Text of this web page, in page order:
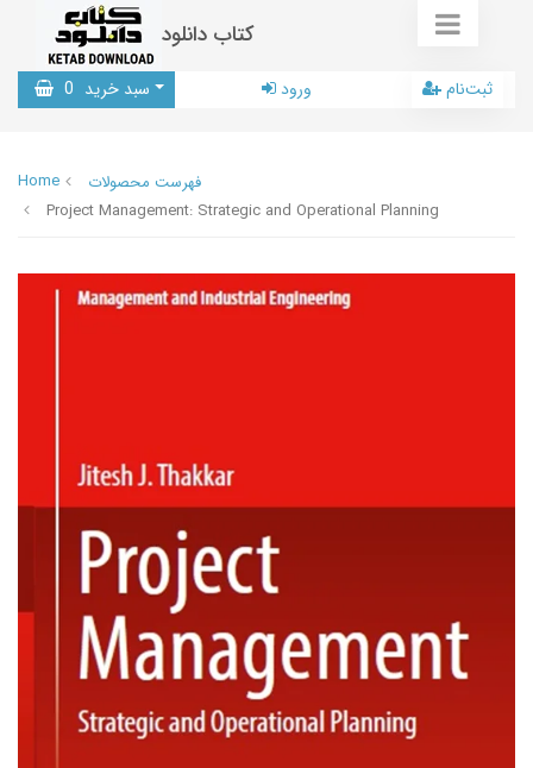
کتاب دانلود
سبد خرید 0 ورود ثبت‌نام
Home
فهرست محصولات
Project Management: Strategic and Operational Planning